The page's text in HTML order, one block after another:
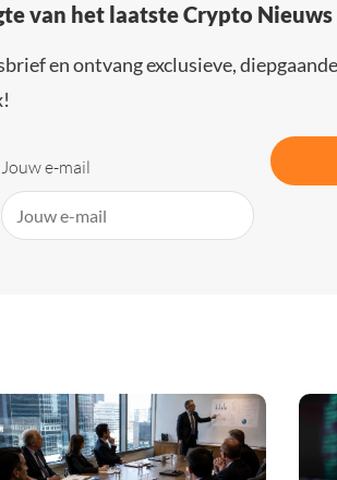
van het laatste Crypto Nieuws
en ontvang exclusieve,
Jouw e-mail